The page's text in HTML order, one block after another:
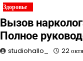
Здоровье
Вызов
Полное
studiohallo_ 22